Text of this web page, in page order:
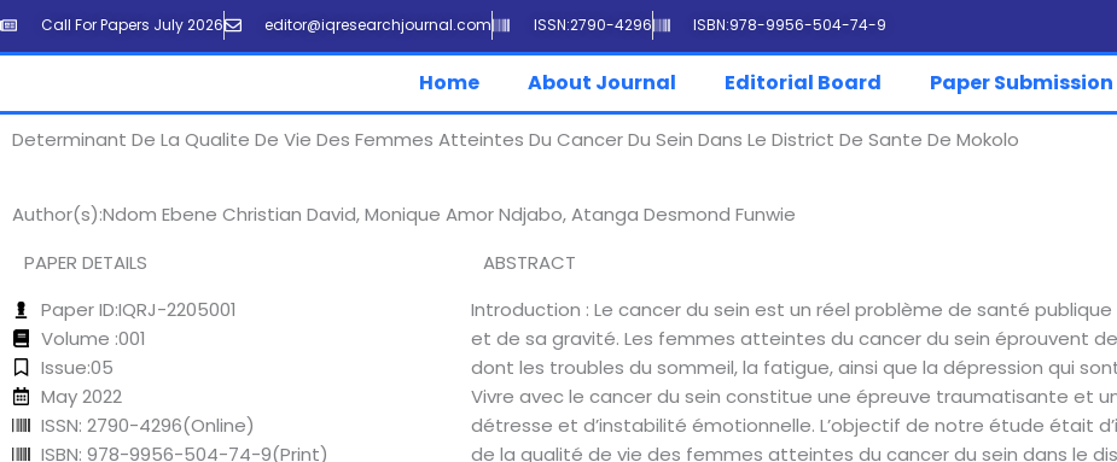
Call For Papers July 2026 editor@iqresearchjournal.com ISSN:2790-4296 ISBN:978-9956-504-74-9
Home About Journal Editorial Board Paper Submission
Determinant De La Qualite De Vie Des Femmes Atteintes Du Cancer Du Sein Dans Le District De Sante De Mokolo
Author(s):Ndom Ebene Christian David, Monique Amor Ndjabo, Atanga Desmond Funwie
PAPER DETAILS
Paper ID:IQRJ-2205001
Volume :001
Issue:05
May 2022
ISSN: 2790-4296(Online)
ISBN: 978-9956-504-74-9(Print)
ABSTRACT
Introduction : Le cancer du sein est un réel problème de santé
et de sa gravité. Les femmes atteintes du cancer du sein éprouvent
dont les troubles du sommeil, la fatigue, ainsi que la dépression qui
Vivre avec le cancer du sein constitue une épreuve traumatisante et
détresse et d’instabilité émotionnelle. L’objectif de notre étude était
de la qualité de vie des femmes atteintes du cancer du sein dans le